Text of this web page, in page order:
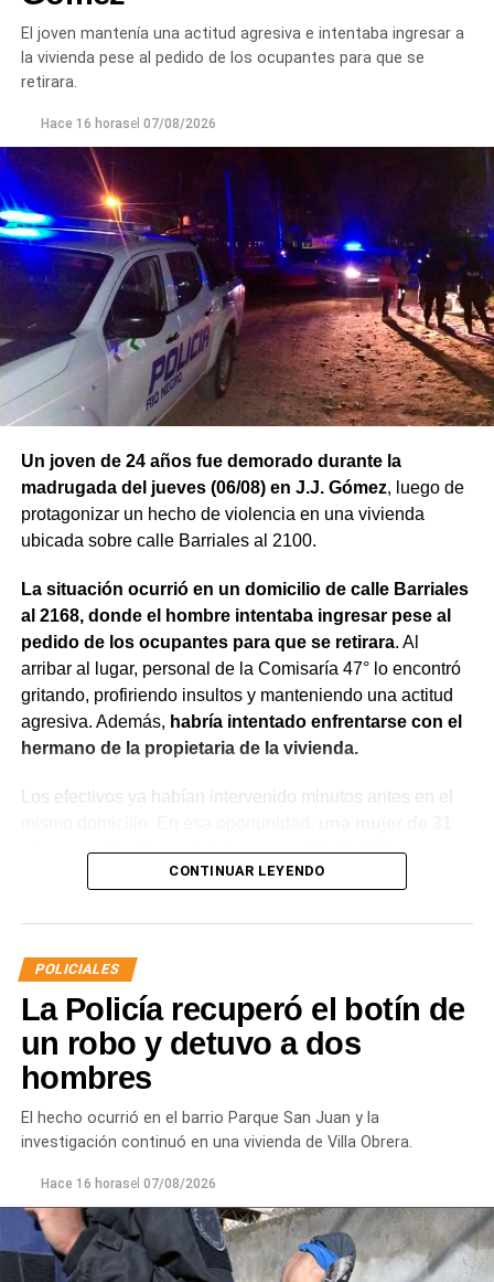
El joven mantenía una actitud agresiva e intentaba ingresar a
la vivienda pese al pedido de los ocupantes para que se
retirara.
Hace 16 horasel 07/08/2026
Un joven de 24 años fue demorado durante la
madrugada del jueves (06/08) en J.J. Gómez, luego de
protagonizar un hecho de violencia en una vivienda
ubicada sobre calle Barriales al 2100.
La situación ocurrió en un domicilio de calle Barriales
al 2168, donde el hombre intentaba ingresar pese al
pedido de los ocupantes para que se retirara. Al
arribar al lugar, personal de la Comisaría 47° lo encontró
gritando, profiriendo insultos y manteniendo una actitud
agresiva. Además, habría intentado enfrentarse con el
hermano de la propietaria de la vivienda.
Los efectivos ya habían intervenido minutos antes en el
años manifestó que había compartido bebidas
alcohólicas con el joven y que, en el marco de una
denuncia penal ni recibir asistencia médica y
únicamente solicitó que el joven se retirara del lugar
para evitar que el conflicto continuara.
Ante la persistencia de la conducta agresiva y el
efectivos, el hombre fue demorado con el objetivo de
mayor gravedad.
CONTINUAR LEYENDO
POLICIALES
La Policía recuperó el botín de
un robo y detuvo a dos
hombres
El hecho ocurrió en el barrio Parque San Juan y la
investigación continuó en una vivienda de Villa Obrera.
Hace 16 horasel 07/08/2026